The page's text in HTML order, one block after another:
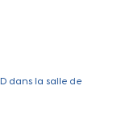
dans la salle de